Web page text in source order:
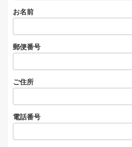
お名前
郵便番号
ご住所
電話番号